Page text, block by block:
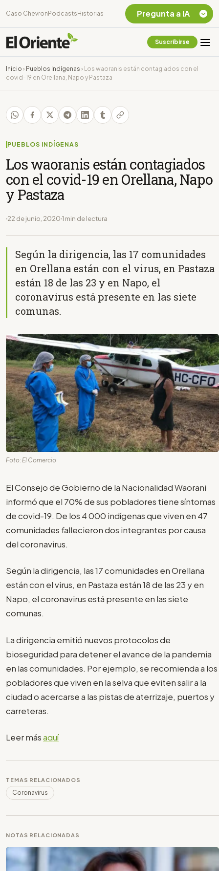
Caso Chevron Podcasts Historias
Suscribirse
Inicio › Pueblos Indígenas ›
Los waoranis están contagiados con el
covid-19 en Orellana, Napo y Pastaza
PUEBLOS INDÍGENAS
Los waoranis están contagiados
con el covid-19 en Orellana, Napo
y Pastaza
22 de junio, 2020 1 min de lectura
Según la dirigencia, las 17 comunidades
en Orellana están con el virus, en Pastaza
están 18 de las 23 y en Napo, el
coronavirus está presente en las siete
comunas.
Foto: El Comercio
El Consejo de Gobierno de la Nacionalidad Waorani
informó que el 70% de sus pobladores tiene síntomas
de covid-19. De los 4 000 indígenas que viven en 47
comunidades fallecieron dos integrantes por causa
del coronavirus.
Según la dirigencia, las 17 comunidades en Orellana
están con el virus, en Pastaza están 18 de las 23 y en
Napo, el coronavirus está presente en las siete
comunas.
La dirigencia emitió nuevos protocolos de
bioseguridad para detener el avance de la pandemia
en las comunidades. Por ejemplo, se recomienda a los
pobladores que viven en la selva que eviten salir a la
ciudad o acercarse a las pistas de aterrizaje, puertos y
carreteras.
Leer másaquí
TEMAS RELACIONADOS
Coronavirus
NOTAS RELACIONADAS
Pregunta a IA
Chevron Ecuador